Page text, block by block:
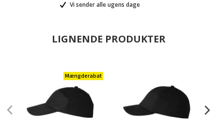
Vi sender alle ugens dage
LIGNENDE PRODUKTER
Mængderabat